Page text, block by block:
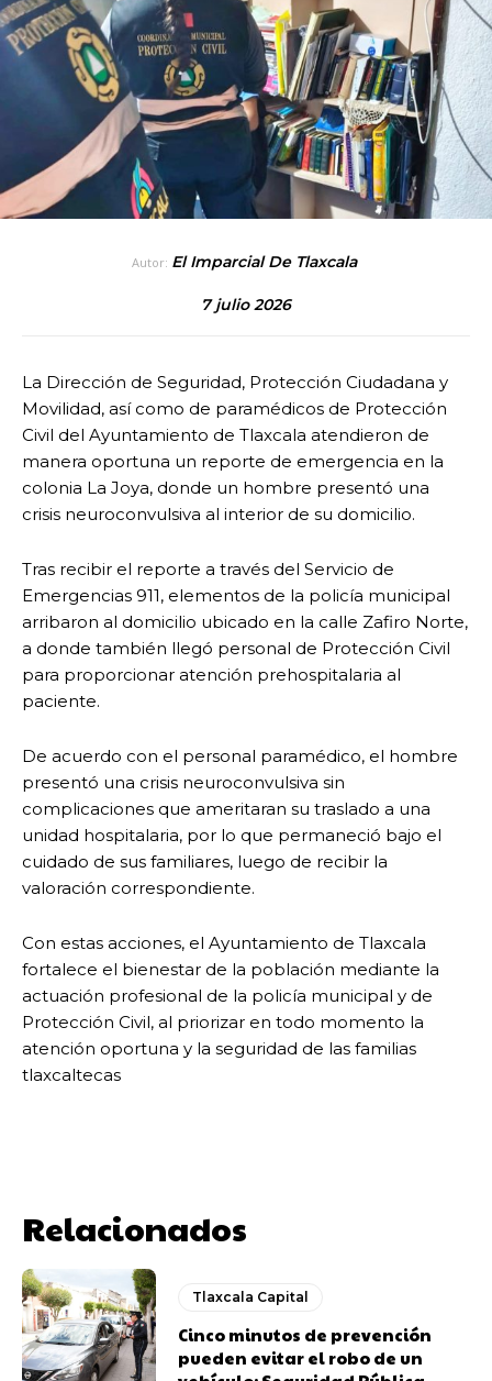
Autor: El Imparcial De Tlaxcala
7 julio 2026
La Dirección de Seguridad, Protección Ciudadana y
Movilidad, así como de paramédicos de Protección
Civil del Ayuntamiento de Tlaxcala atendieron de
manera oportuna un reporte de emergencia en la
colonia La Joya, donde un hombre presentó una
crisis neuroconvulsiva al interior de su domicilio.
Tras recibir el reporte a través del Servicio de
Emergencias 911, elementos de la policía municipal
arribaron al domicilio ubicado en la calle Zafiro Norte,
a donde también llegó personal de Protección Civil
para proporcionar atención prehospitalaria al
paciente.
De acuerdo con el personal paramédico, el hombre
presentó una crisis neuroconvulsiva sin
complicaciones que ameritaran su traslado a una
unidad hospitalaria, por lo que permaneció bajo el
cuidado de sus familiares, luego de recibir la
valoración correspondiente.
Con estas acciones, el Ayuntamiento de Tlaxcala
fortalece el bienestar de la población mediante la
actuación profesional de la policía municipal y de
Protección Civil, al priorizar en todo momento la
atención oportuna y la seguridad de las familias
tlaxcaltecas
Relacionados
Tlaxcala Capital
Cinco minutos de prevención
pueden evitar el robo de un